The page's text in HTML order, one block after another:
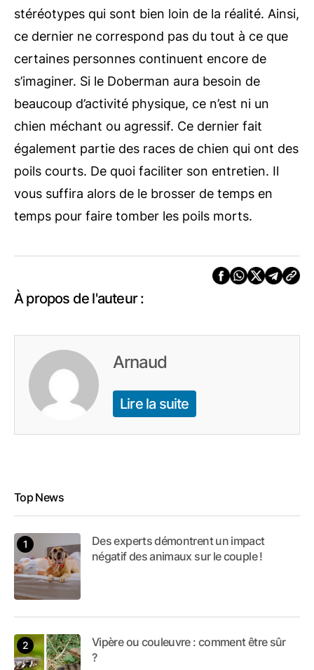
stéréotypes qui sont bien loin de la réalité. Ainsi,
ce dernier ne correspond pas du tout à ce que
certaines personnes continuent encore de
s’imaginer. Si le Doberman aura besoin de
beaucoup d’activité physique, ce n’est ni un
chien méchant ou agressif. Ce dernier fait
également partie des races de chien qui ont des
poils courts. De quoi faciliter son entretien. Il
vous suffira alors de le brosser de temps en
temps pour faire tomber les poils morts.
À propos de l'auteur :
Arnaud
Lire la suite
Top News
Des experts démontrent un impact
négatif des animaux sur le couple !
Vipère ou couleuvre : comment être sûr
?